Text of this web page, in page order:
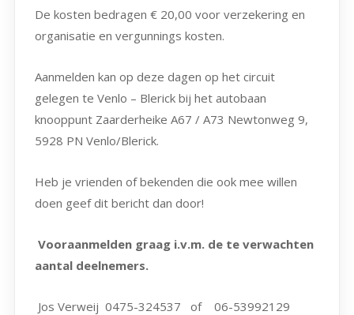
De kosten bedragen € 20,00 voor verzekering en
organisatie en vergunnings kosten.
Aanmelden kan op deze dagen op het circuit
gelegen te Venlo – Blerick bij het autobaan
knooppunt Zaarderheike A67 / A73 Newtonweg 9,
5928 PN Venlo/Blerick.
Heb je vrienden of bekenden die ook mee willen
doen geef dit bericht dan door!
Vooraanmelden graag i.v.m. de te verwachten
aantal deelnemers.
Jos Verweij 0475-324537 of 06-53992129